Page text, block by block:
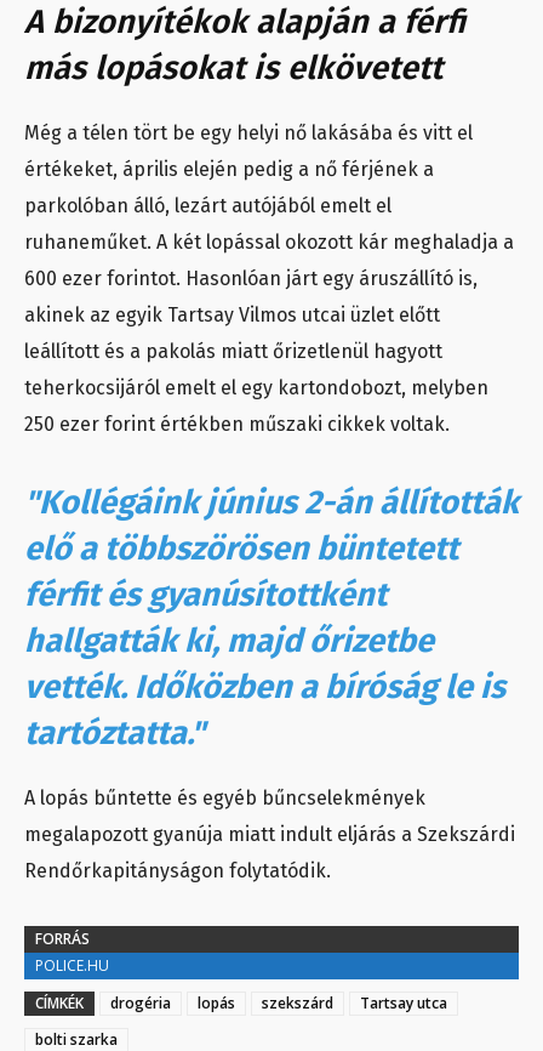
A bizonyítékok alapján a férfi
más lopásokat is elkövetett
Még a télen tört be egy helyi nő lakásába és vitt el
értékeket, április elején pedig a nő férjének a
parkolóban álló, lezárt autójából emelt el
ruhaneműket. A két lopással okozott kár meghaladja a
600 ezer forintot. Hasonlóan járt egy áruszállító is,
akinek az egyik Tartsay Vilmos utcai üzlet előtt
leállított és a pakolás miatt őrizetlenül hagyott
teherkocsijáról emelt el egy kartondobozt, melyben
250 ezer forint értékben műszaki cikkek voltak.
"Kollégáink június 2-án állították
elő a többszörösen büntetett
férfit és gyanúsítottként
hallgatták ki, majd őrizetbe
vették. Időközben a bíróság le is
tartóztatta."
A lopás bűntette és egyéb bűncselekmények
megalapozott gyanúja miatt indult eljárás a Szekszárdi
Rendőrkapitányságon folytatódik.
FORRÁS
POLICE.HU
CÍMKÉK
drogéria lopás szekszárd
Tartsay utca
bolti szarka